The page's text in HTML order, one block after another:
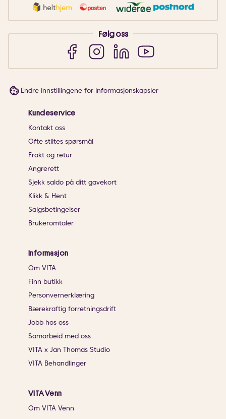
Følg oss
Endre innstillingene for informasjonskapsler
Kundeservice
Kontakt oss
Ofte stiltes spørsmål
Frakt og retur
Angrerett
Sjekk saldo på ditt gavekort
Klikk & Hent
Salgsbetingelser
Brukeromtaler
Informasjon
Om VITA
Finn butikk
Personvernerklæring
Bærekraftig forretningsdrift
Jobb hos oss
Samarbeid med oss
VITA x Jan Thomas Studio
VITA Behandlinger
VITA Venn
Om VITA Venn